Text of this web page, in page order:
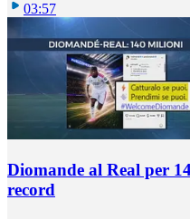
03:57
Diomande al Real per
record